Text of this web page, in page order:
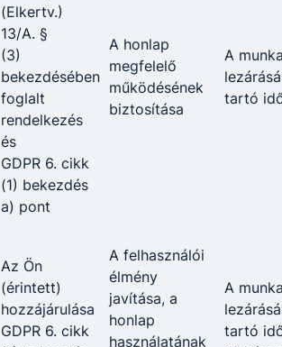
(Elkertv.)
13/A. §
(3)
bekezdésében
foglalt
rendelkezés
és
GDPR 6. cikk
(1) bekezdés
a) pont
A honlap
megfelelő
működésének
biztosítása
A
tartó
Az Ön
(érintett)
hozzájárulása
GDPR 6. cikk
A felhasználói
élmény
javítása, a
honlap
használatának
A
tartó